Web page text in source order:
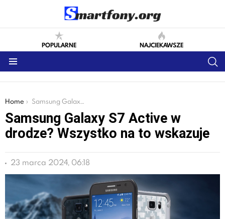
POPULARNE NAJCIEKAWSZE
You are here:
Home Samsung Galaxy S7 Active w drodze? Wszystko na to wskazuje
Samsung Galaxy S7 Active w
drodze? Wszystko na to wskazuje
23 marca 2024, 06:18